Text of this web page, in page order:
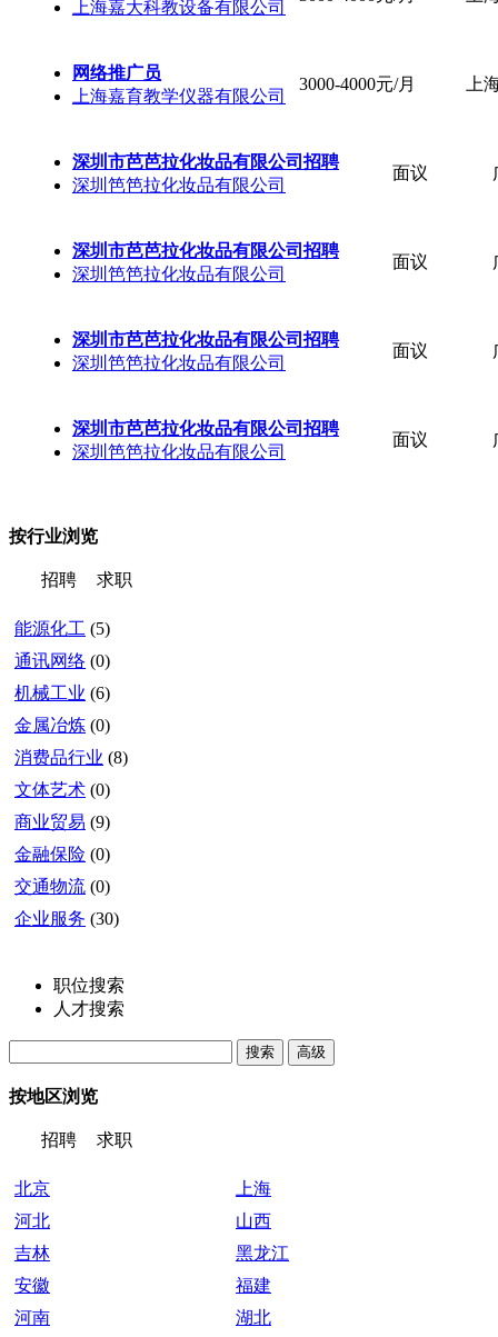
上海嘉大科教设备有限公司
网络推广员
上海嘉育教学仪器有限公司
3000-4000元/月 上
深圳市芭芭拉化妆品有限公司招聘
深圳笆笆拉化妆品有限公司
面议
深圳市芭芭拉化妆品有限公司招聘
深圳笆笆拉化妆品有限公司
面议
深圳市芭芭拉化妆品有限公司招聘
深圳笆笆拉化妆品有限公司
面议
深圳市芭芭拉化妆品有限公司招聘
深圳笆笆拉化妆品有限公司
面议
按行业浏览
招聘 求职
能源化工 (5)
通讯网络 (0)
机械工业 (6)
金属冶炼 (0)
消费品行业 (8)
文体艺术 (0)
商业贸易 (9)
金融保险 (0)
交通物流 (0)
企业服务 (30)
职位搜索
人才搜索
按地区浏览
招聘 求职
北京
上海
河北
山西
吉林
黑龙江
安徽
福建
河南
湖北